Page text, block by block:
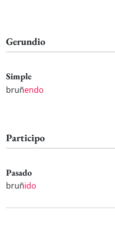
Gerundio
Simple
bruñendo
Participo
Pasado
bruñido